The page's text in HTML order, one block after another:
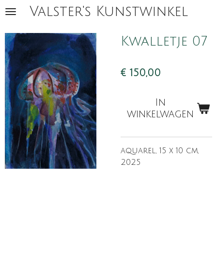
Ga
naar
de
hoofdinhoud
Valster's Kunstwinkel
Kwalletje 07
€ 150,00
In
winkelwagen
aquarel, 15 x 10 cm,
2025